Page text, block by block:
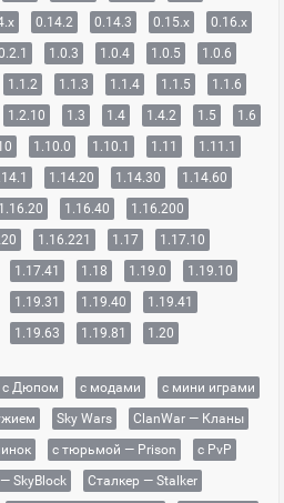
0.14.2 0.14.3 0.15.x
0.16.x
1.0.3 1.0.4 1.0.5
1.0.6
1.1.2 1.1.3 1.1.4 1.1.5
1.1.6
1.2.10 1.3 1.4 1.4.2 1.5
1.6
1.10.0 1.10.1 1.11
1.11.1
1.14.20 1.14.30
1.14.60
1.16.20 1.16.40
1.16.200
1.16.221 1.17
1.17.10
1.17.41 1.18 1.19.0
1.19.10
1.19.31 1.19.40
1.19.41
1.19.63 1.19.81 1.20
с Дюпом с модами
с мини играми
Sky Wars
ClanWar — Кланы
с тюрьмой — Prison
с PvP
SkyBlock
Сталкер — Stalker